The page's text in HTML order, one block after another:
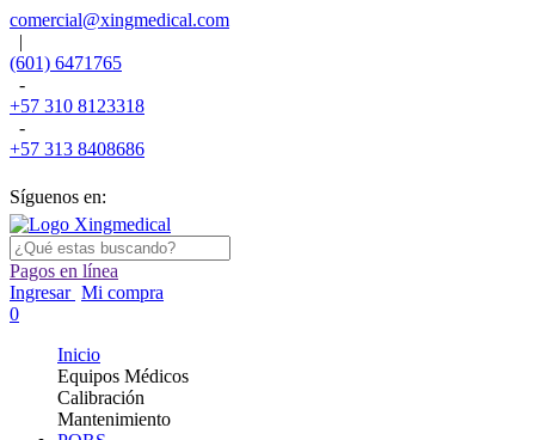
comercial@xingmedical.com
|
(601) 6471765
-
+57 310 8123318
-
+57 313 8408686
Síguenos en:
Pagos en línea
Ingresar Mi compra
0
Inicio
Equipos Médicos
Calibración
Mantenimiento